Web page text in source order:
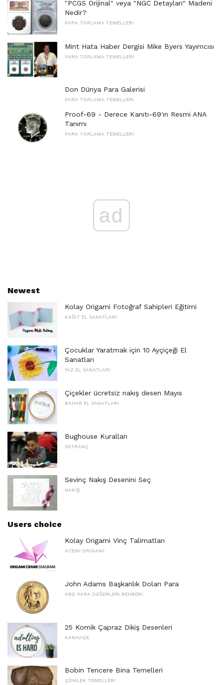
"PCGS Orijinal" veya "NGC Detayları" Madeni
Nedir?
PARA TOPLAMA TEMELLERI
Mint Hata Haber Dergisi Mike Byers Yayımcısı
PARA TOPLAMA TEMELLERI
Don Dünya Para Galerisi
PARA TOPLAMA TEMELLERI
Proof-69 - Derece Kanıtı-69'ın Resmi ANA
Tanımı
PARA TOPLAMA TEMELLERI
ad
Newest
Kolay Origami Fotoğraf Sahipleri Eğitimi
KAĞIT EL SANATLARI
Çocuklar Yaratmak için 10 Ayçiçeği El
Sanatları
YAZ EL SANATLARI
Çiçekler ücretsiz nakış desen Mayıs
BAHAR EL SANATLARI
Bughouse Kuralları
SATRANÇ
Sevinç Nakış Desenini Seç
NAKIŞ
Users choice
Kolay Origami Vinç Talimatları
ACEMI ORIGAMI
John Adams Başkanlık Doları Para
ABD PARA DEĞERLERI REHBERI
25 Komik Çapraz Dikiş Desenleri
KANAVIÇE
Bobin Tencere Bina Temelleri
ÇÖMLEK TEMELLERI